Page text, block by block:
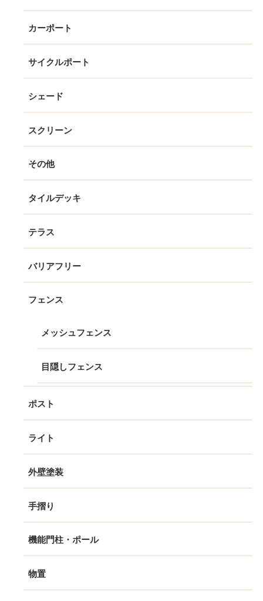
カーポート
サイクルポート
シェード
スクリーン
その他
タイルデッキ
テラス
バリアフリー
フェンス
メッシュフェンス
目隠しフェンス
ポスト
ライト
外壁塗装
手摺り
機能門柱・ポール
物置